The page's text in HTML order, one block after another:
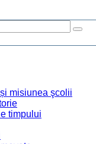
misiunea şcolii
timpului